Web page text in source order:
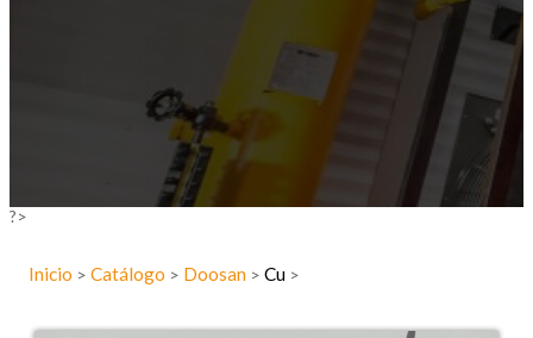
?>
Inicio > Catálogo > Doosan > Cu >